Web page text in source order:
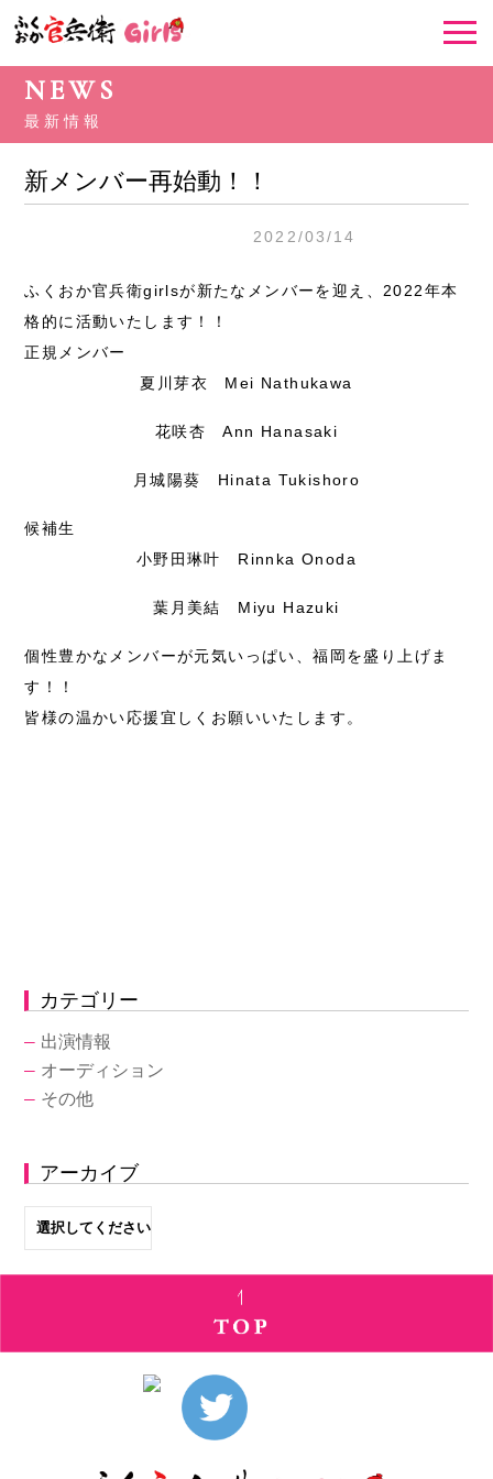
NEWS
最新情報
新メンバー再始動！！
2022/03/14
ふくおか官兵衛girlsが新たなメンバーを迎え、2022年本
格的に活動いたします！！
正規メンバー
夏川芽衣 Mei Nathukawa
花咲杏 Ann Hanasaki
月城陽葵 Hinata Tukishoro
候補生
小野田琳叶 Rinnka Onoda
葉月美結 Miyu Hazuki
個性豊かなメンバーが元気いっぱい、福岡を盛り上げま
す！！
皆様の温かい応援宜しくお願いいたします。
カテゴリー
― 出演情報
― オーディション
― その他
アーカイブ